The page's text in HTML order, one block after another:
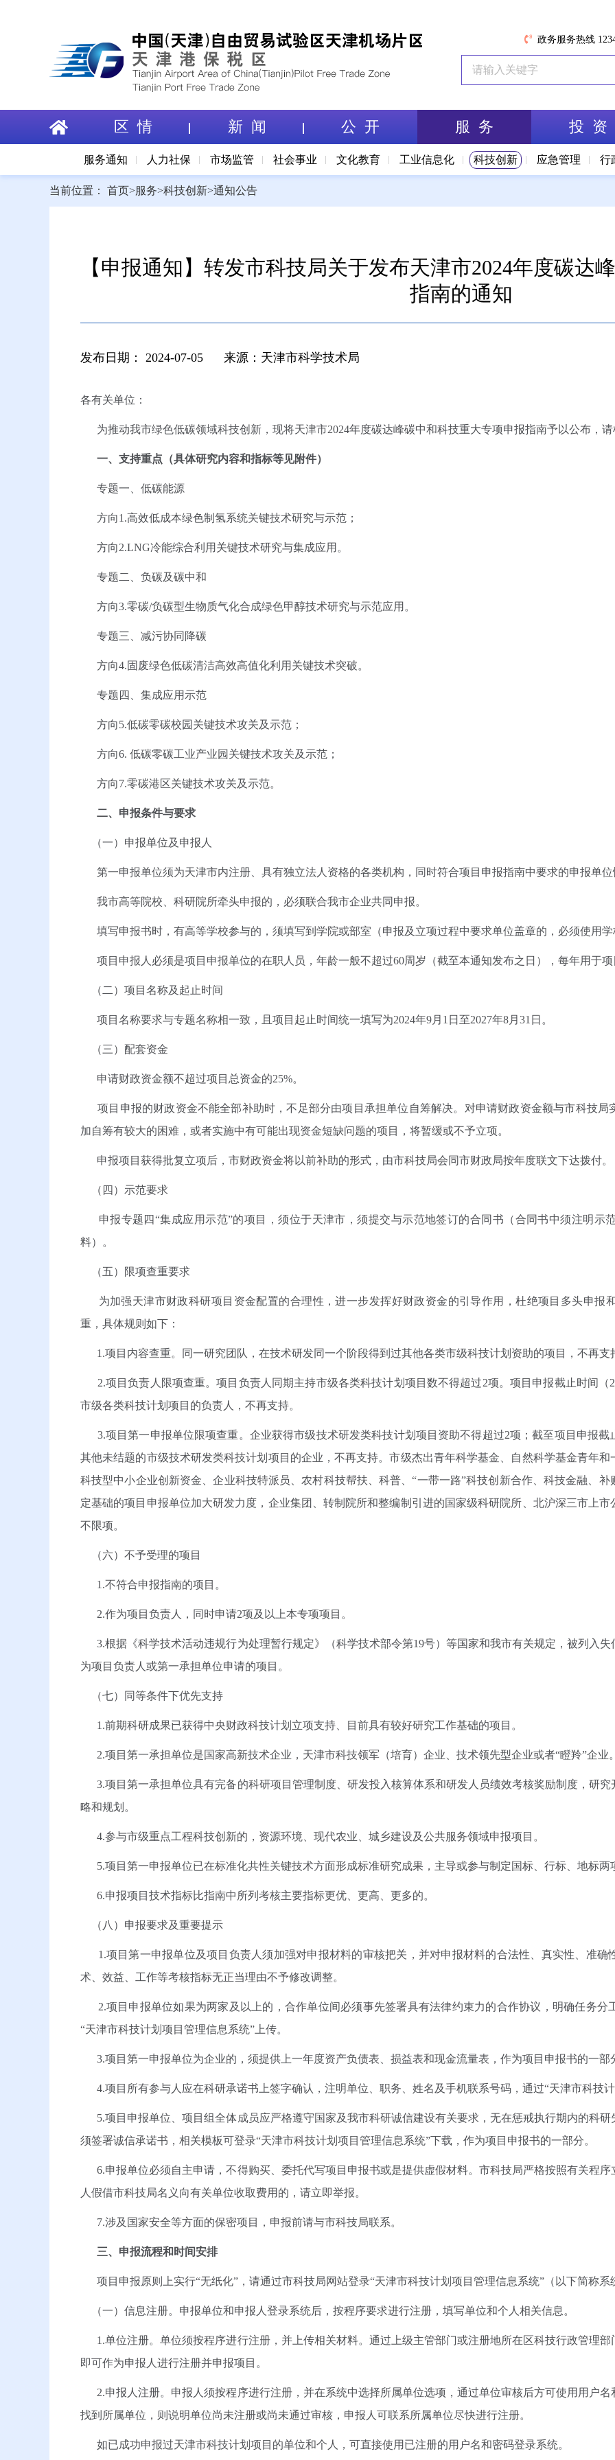
政务服务热线
区 情 新 闻 公 开 服 务
服务通知 人力社保 市场监管 社会事业 文化教育 工业信息化 科技创新 应急管理 行
投 资
当前位置： 首页>服务>科技创新>通知公告
【申报通知】转发市科技局关于发布天津市2024年度碳达
指南的通知
发布日期： 2024-07-05 来源：天津市科学技术局
各有关单位：
为推动我市绿色低碳领域科技创新，现将天津市2024年度碳达峰碳中和科技重大专项申报指南予以公布，
一、支持重点（具体研究内容和指标等见附件）
专题一、低碳能源
方向1.高效低成本绿色制氢系统关键技术研究与示范；
方向2.LNG冷能综合利用关键技术研究与集成应用。
专题二、负碳及碳中和
方向3.零碳/负碳型生物质气化合成绿色甲醇技术研究与示范应用。
专题三、减污协同降碳
方向4.固废绿色低碳清洁高效高值化利用关键技术突破。
专题四、集成应用示范
方向5.低碳零碳校园关键技术攻关及示范；
方向6. 低碳零碳工业产业园关键技术攻关及示范；
方向7.零碳港区关键技术攻关及示范。
二、申报条件与要求
（一）申报单位及申报人
第一申报单位须为天津市内注册、具有独立法人资格的各类机构，同时符合项目申报指南中要求的申报单位
我市高等院校、科研院所牵头申报的，必须联合我市企业共同申报。
填写申报书时，有高等学校参与的，须填写到学院或部室（申报及立项过程中要求单位盖章的，必须使用学
项目申报人必须是项目申报单位的在职人员，年龄一般不超过60周岁（截至本通知发布之日），每年用于
（二）项目名称及起止时间
项目名称要求与专题名称相一致，且项目起止时间统一填写为2024年9月1日至2027年8月31日。
（三）配套资金
申请财政资金额不超过项目总资金的25%。
项目申报的财政资金不能全部补助时，不足部分由项目承担单位自筹解决。对申请财政资金额与市科技局
加自筹有较大的困难，或者实施中有可能出现资金短缺问题的项目，将暂缓或不予立项。
申报项目获得批复立项后，市财政资金将以前补助的形式，由市科技局会同市财政局按年度联文下达拨付。
（四）示范要求
申报专题四“集成应用示范”的项目，须位于天津市，须提交与示范地签订的合同书（合同书中须注明示
料）。
（五）限项查重要求
为加强天津市财政科研项目资金配置的合理性，进一步发挥好财政资金的引导作用，杜绝项目多头申报
重，具体规则如下：
1.项目内容查重。同一研究团队，在技术研发同一个阶段得到过其他各类市级科技计划资助的项目，不再支
2.项目负责人限项查重。项目负责人同期主持市级各类科技计划项目数不得超过2项。项目申报截止时间（
市级各类科技计划项目的负责人，不再支持。
3.项目第一申报单位限项查重。企业获得市级技术研发类科技计划项目资助不得超过2项；截至项目申报截
其他未结题的市级技术研发类科技计划项目的企业，不再支持。市级杰出青年科学基金、自然科学基金青年
科技型中小企业创新资金、企业科技特派员、农村科技帮扶、科普、“一带一路”科技创新合作、科技金融、
定基础的项目申报单位加大研发力度，企业集团、转制院所和整编制引进的国家级科研院所、北沪深三市上
不限项。
（六）不予受理的项目
1.不符合申报指南的项目。
2.作为项目负责人，同时申请2项及以上本专项项目。
3.根据《科学技术活动违规行为处理暂行规定》（科学技术部令第19号）等国家和我市有关规定，被列入
为项目负责人或第一承担单位申请的项目。
（七）同等条件下优先支持
1.前期科研成果已获得中央财政科技计划立项支持、目前具有较好研究工作基础的项目。
2.项目第一承担单位是国家高新技术企业，天津市科技领军（培育）企业、技术领先型企业或者“瞪羚”企业
3.项目第一承担单位具有完备的科研项目管理制度、研发投入核算体系和研发人员绩效考核奖励制度，研
略和规划。
4.参与市级重点工程科技创新的，资源环境、现代农业、城乡建设及公共服务领域申报项目。
5.项目第一申报单位已在标准化共性关键技术方面形成标准研究成果，主导或参与制定国标、行标、地标两
6.申报项目技术指标比指南中所列考核主要指标更优、更高、更多的。
（八）申报要求及重要提示
1.项目第一申报单位及项目负责人须加强对申报材料的审核把关，并对申报材料的合法性、真实性、准确
术、效益、工作等考核指标无正当理由不予修改调整。
2.项目申报单位如果为两家及以上的，合作单位间必须事先签署具有法律约束力的合作协议，明确任务分
“天津市科技计划项目管理信息系统”上传。
3.项目第一申报单位为企业的，须提供上一年度资产负债表、损益表和现金流量表，作为项目申报书的一部
4.项目所有参与人应在科研承诺书上签字确认，注明单位、职务、姓名及手机联系号码，通过“天津市科技
5.项目申报单位、项目组全体成员应严格遵守国家及我市科研诚信建设有关要求，无在惩戒执行期内的科
须签署诚信承诺书，相关模板可登录“天津市科技计划项目管理信息系统”下载，作为项目申报书的一部分。
6.申报单位必须自主申请，不得购买、委托代写项目申报书或是提供虚假材料。市科技局严格按照有关程
人假借市科技局名义向有关单位收取费用的，请立即举报。
7.涉及国家安全等方面的保密项目，申报前请与市科技局联系。
三、申报流程和时间安排
项目申报原则上实行“无纸化”，请通过市科技局网站登录“天津市科技计划项目管理信息系统”（以下简称系
（一）信息注册。申报单位和申报人登录系统后，按程序要求进行注册，填写单位和个人相关信息。
1.单位注册。单位须按程序进行注册，并上传相关材料。通过上级主管部门或注册地所在区科技行政管理
即可作为申报人进行注册并申报项目。
2.申报人注册。申报人须按程序进行注册，并在系统中选择所属单位选项，通过单位审核后方可使用用户
找到所属单位，则说明单位尚未注册或尚未通过审核，申报人可联系所属单位尽快进行注册。
如已成功申报过天津市科技计划项目的单位和个人，可直接使用已注册的用户名和密码登录系统。